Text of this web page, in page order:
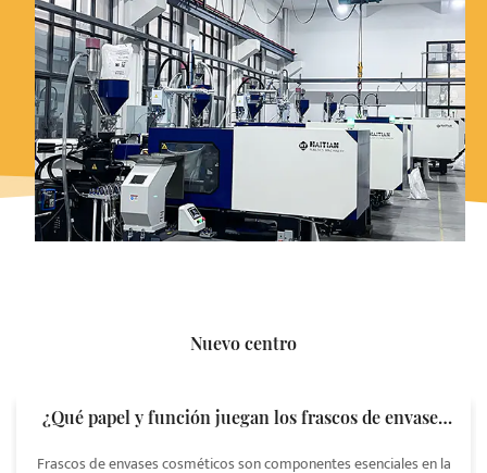
Nuevo centro
¿Qué papel y función juegan los frascos de envases
Frascos de envases cosméticos son componentes esenciales en la